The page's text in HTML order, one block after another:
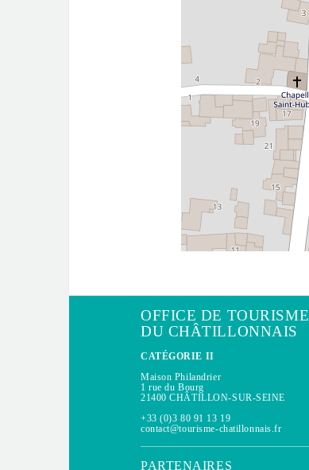
OFFICE DE TOURISME
DU CHÂTILLONNAIS
CATÉGORIE II
Maison Philandrier
1 rue du Bourg
21400 CHÂTILLON-SUR-SEINE
+33 (0)3 80 91 13 19
contact@tourisme-chatillonnais.fr
PARTENAIRES